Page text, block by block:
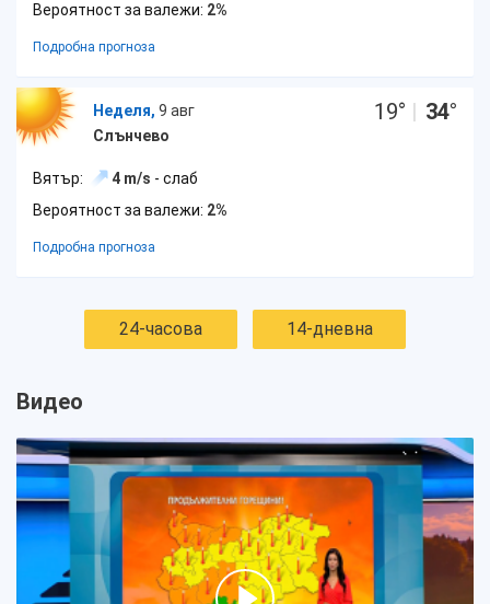
Вероятност за валежи: 2%
Подробна прогноза
Неделя, 9 авг
Слънчево
19° | 34°
Вятър: 4 m/s - слаб
Вероятност за валежи: 2%
Подробна прогноза
24-часова 14-дневна
Видео